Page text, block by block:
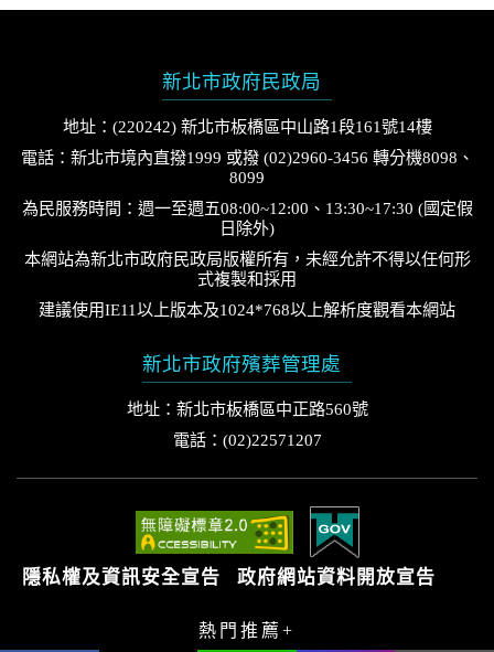
新北市政府民政局
地址：(220242) 新北市板橋區中山路1段161號14樓
電話：新北市境內直撥1999 或撥 (02)2960-3456 轉分機8098、
8099
為民服務時間：週一至週五08:00~12:00、13:30~17:30 (國定假
日除外)
本網站為新北市政府民政局版權所有，未經允許不得以任何形
式複製和採用
建議使用IE11以上版本及1024*768以上解析度觀看本網站
新北市政府殯葬管理處
地址：新北市板橋區中正路560號
電話：(02)22571207
隱私權及資訊安全宣告 政府網站資料開放宣告
熱門推薦